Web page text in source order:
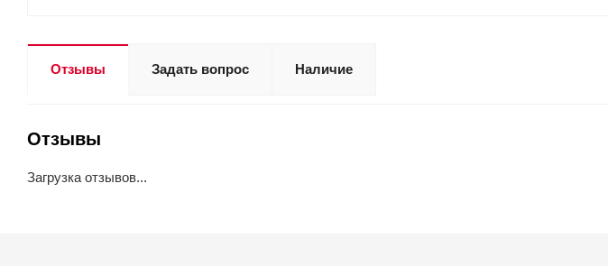
Отзывы Задать вопрос Наличие
Отзывы
Загрузка отзывов...